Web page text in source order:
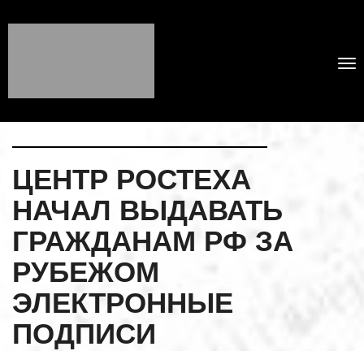
ЦЕНТР РОСТЕХА
НАЧАЛ ВЫДАВАТЬ
ГРАЖДАНАМ РФ ЗА
РУБЕЖОМ
ЭЛЕКТРОННЫЕ
ПОДПИСИ